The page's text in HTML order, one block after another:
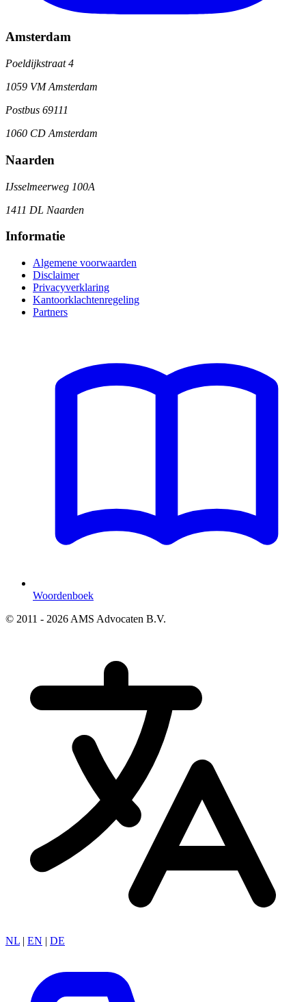
Amsterdam
Poeldijkstraat 4
1059 VM Amsterdam
Postbus 69111
1060 CD Amsterdam
Naarden
IJsselmeerweg 100A
1411 DL Naarden
Informatie
Algemene voorwaarden
Disclaimer
Privacyverklaring
Kantoorklachtenregeling
Partners
Woordenboek
© 2011 - 2026 AMS Advocaten B.V.
NL | EN | DE